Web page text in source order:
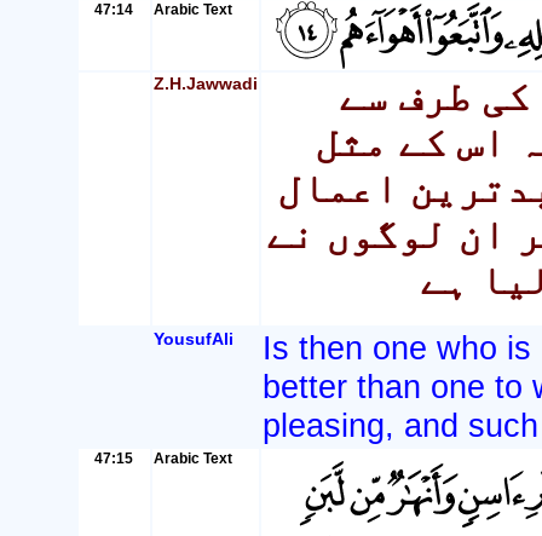
47:14 Arabic Text
Z.H.Jawwadi
طرف سے
اس کے مثل
اعمال
ان لوگوں نے
ہے
YousufAli
Is then one who
better than one to
pleasing, and
47:15 Arabic Text